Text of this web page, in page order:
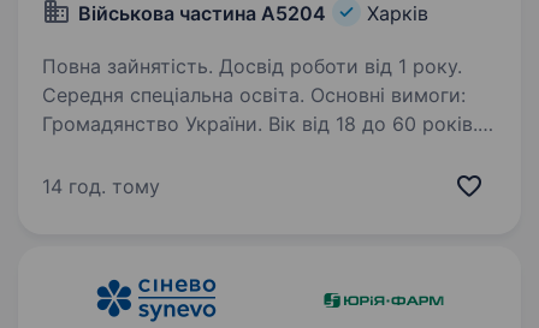
Військова частина А5204 Харків
Повна зайнятість. Досвід роботи від 1 року.
Середня спеціальна освіта. Основні вимоги:
Громадянство України. Вік від 18 до 60 років.
(фельдшер, медична сестра/брат, лікувальна
14 год. тому